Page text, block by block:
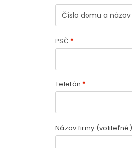
PSČ*
Telefón*
Názov firmy (voliteľné)